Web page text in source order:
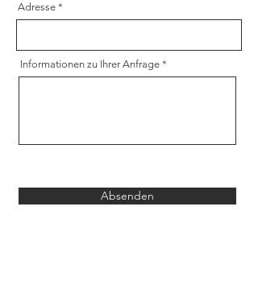
Adresse
Informationen zu Ihrer Anfrage
Absenden